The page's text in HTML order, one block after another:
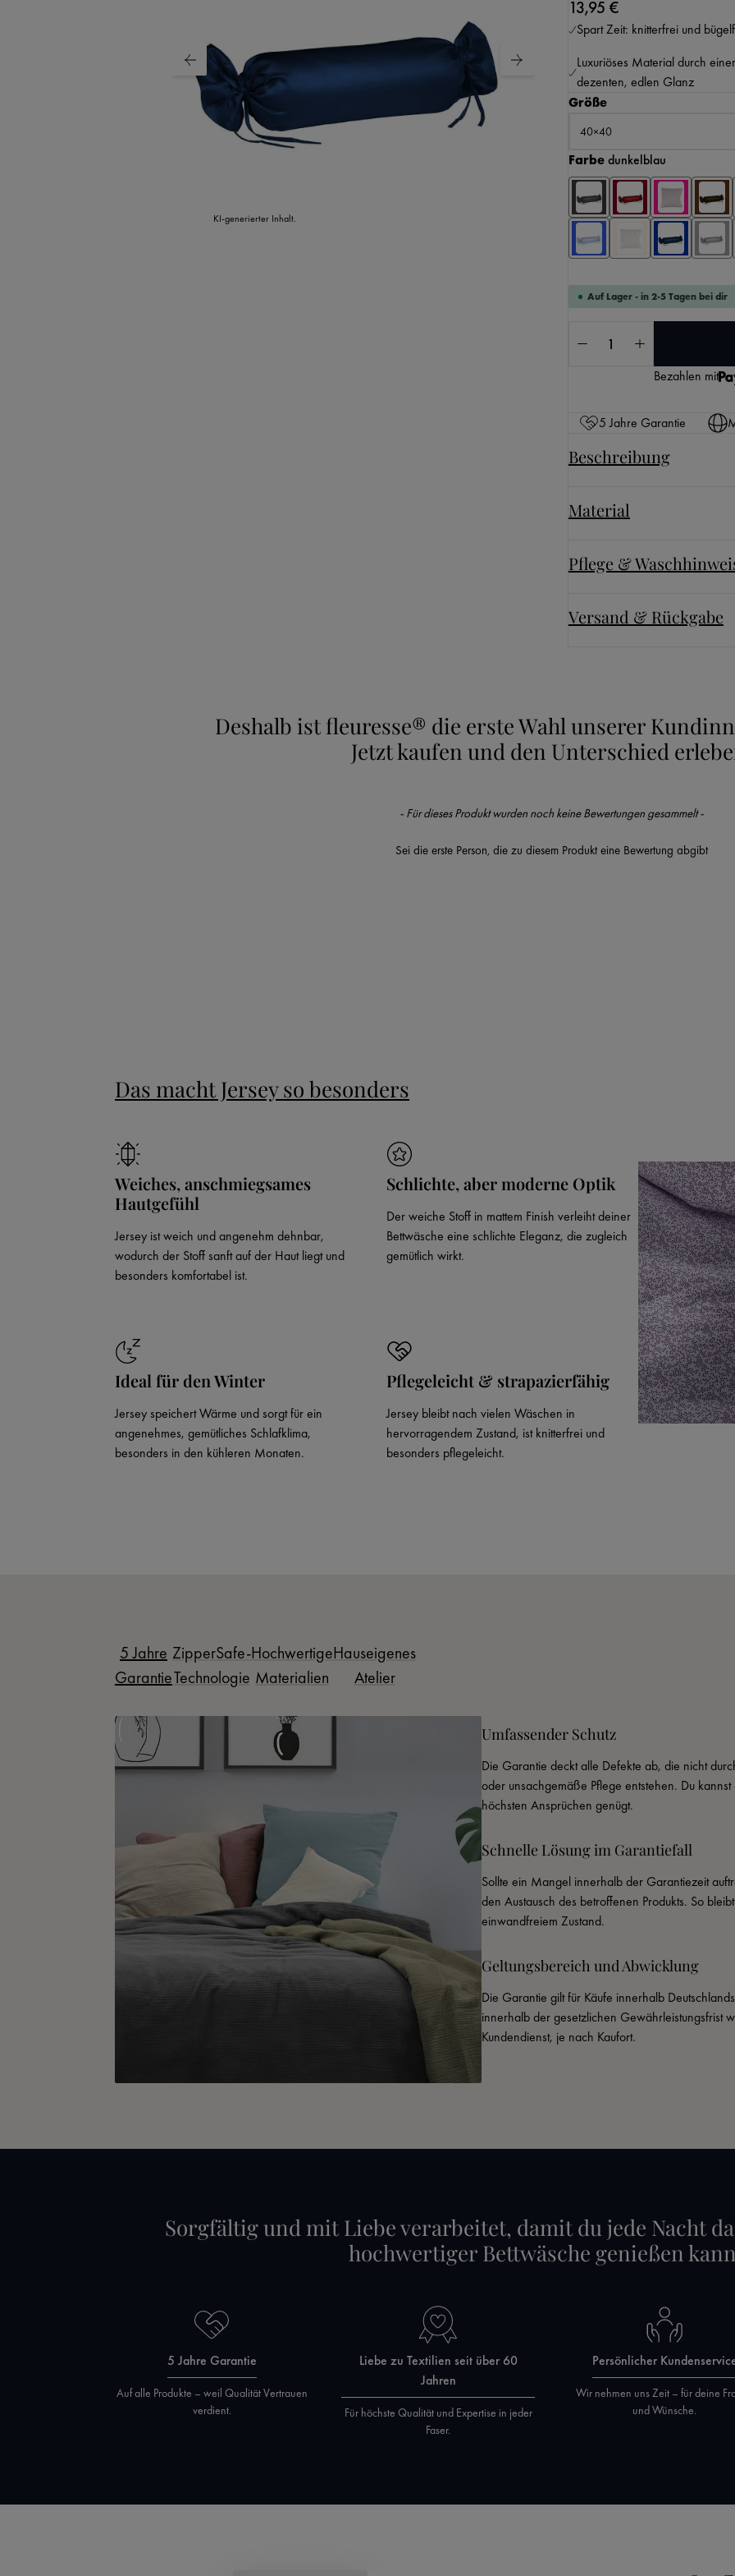
KI-generierter Inhalt. KI-generierter Inhalt.
13,95 €
Spart Zeit: knitterfrei und
Luxuriöses Material durch
dezenten, edlen Glanz
Größeauswählen
Farbeauswählen
dunkelblau
Auf Lager - in 2-5 Tagen bei dir
Produkt Anzahl:
Bezahlen mit
5 Jahre Garantie
Beschreibung
Material
Pflege &
Versand & Rückgabe
Deshalb ist fleuresse® die erste Wahl unserer
Jetzt kaufen und den Unterschied
- Für dieses Produkt wurden noch keine Bewertungen gesammelt -
Sei die erste Person, die zu diesem Produkt eine Bewertung abgibt
Das macht Jersey so besonders
Weiches, anschmiegsames
Hautgefühl
Jersey ist weich und angenehm dehnbar,
wodurch der Stoff sanft auf der Haut liegt und
besonders komfortabel ist.
Schlichte, aber moderne Optik
Der weiche Stoff in mattem Finish verleiht deiner
Bettwäsche eine schlichte Eleganz, die zugleich
gemütlich wirkt.
Ideal für den Winter
Jersey speichert Wärme und sorgt für ein
angenehmes, gemütliches Schlafklima,
besonders in den kühleren Monaten.
Pflegeleicht & strapazierfähig
Jersey bleibt nach vielen Wäschen in
hervorragendem Zustand, ist knitterfrei und
besonders pflegeleicht.
5 Jahre
Garantie
ZipperSafe-
Technologie
Hochwertige
Materialien
Hauseigenes
Atelier
Umfassender Schutz
Die Garantie deckt alle Defekte ab, die nicht
oder unsachgemäße Pflege entstehen. Du
höchsten Ansprüchen genügt.
Schnelle Lösung im Garantiefall
Sollte ein Mangel innerhalb der Garantiezeit
den Austausch des betroffenen Produkts. So
einwandfreiem Zustand.
Geltungsbereich und Abwicklung
Die Garantie gilt für Käufe innerhalb
innerhalb der gesetzlichen Gewährleistungsfrist
Kundendienst, je nach Kaufort.
Sorgfältig und mit Liebe verarbeitet, damit du jede Nacht
hochwertiger Bettwäsche genießen
5 Jahre Garantie
Auf alle Produkte – weil Qualität Vertrauen
verdient.
Liebe zu Textilien seit über 60
Jahren
Für höchste Qualität und Expertise in jeder
Faser.
Persönlicher
Wir nehmen uns Zeit – für deine
und Wünsche.